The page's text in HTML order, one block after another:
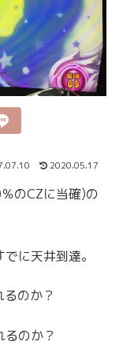
2020.05.17
のCZに当確)の
に天井到達。
のか？
のか？